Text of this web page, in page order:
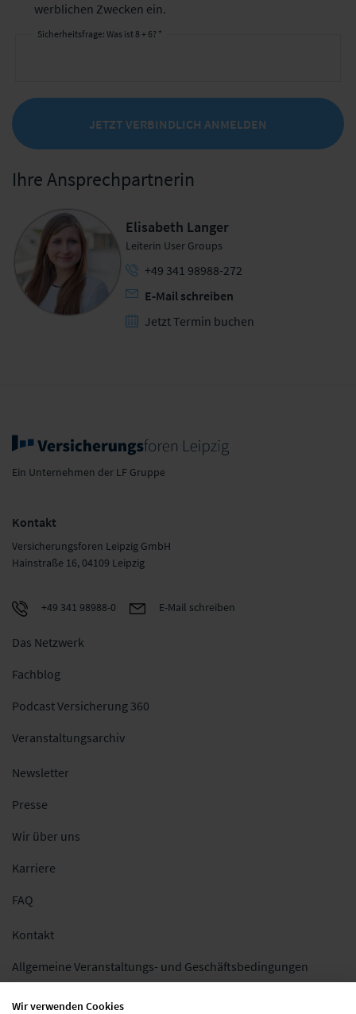
werblichen Zwecken ein.
Sicherheitsfrage: Was ist 8 + 6? *
JETZT VERBINDLICH ANMELDEN
Ihre Ansprechpartnerin
Elisabeth Langer
Leiterin User Groups
+49 341 98988-272
E-Mail schreiben
Jetzt Termin buchen
Ein Unternehmen der LF Gruppe
Kontakt
Versicherungsforen Leipzig GmbH
Hainstraße 16, 04109 Leipzig
+49 341 98988-0 E-Mail schreiben
Das Netzwerk
Fachblog
Podcast Versicherung 360
Veranstaltungsarchiv
Newsletter
Presse
Wir über uns
Karriere
FAQ
Kontakt
Allgemeine Veranstaltungs- und Geschäftsbedingungen
Wir verwenden Cookies